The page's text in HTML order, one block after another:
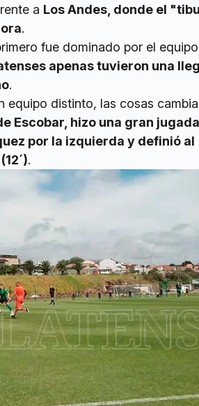
a Los Andes, donde el
.
fue dominado por el
apenas tuvieron una
.
equipo distinto, las cosas
Escobar, hizo una gran
por la izquierda y definió al
.